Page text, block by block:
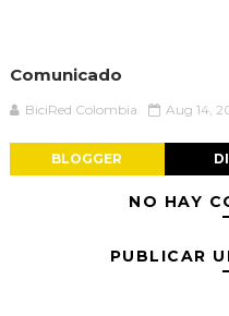
Comunicado
BiciRed Colombia Aug 14,
BLOGGER
NO HAY
PUBLICAR